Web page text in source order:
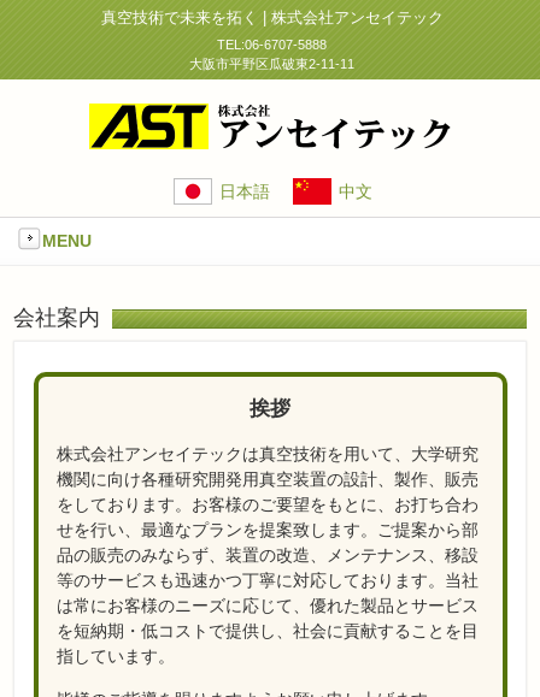
真空技術で未来を拓く | 株式会社アンセイテック
TEL:06-6707-5888
大阪市平野区瓜破東2-11-11
日本語 中文
MENU
会社案内
挨拶
株式会社アンセイテックは真空技術を用いて、大学研究
機関に向け各種研究開発用真空装置の設計、製作、販売
をしております。お客様のご要望をもとに、お打ち合わ
せを行い、最適なプランを提案致します。ご提案から部
品の販売のみならず、装置の改造、メンテナンス、移設
等のサービスも迅速かつ丁寧に対応しております。当社
は常にお客様のニーズに応じて、優れた製品とサービス
を短納期・低コストで提供し、社会に貢献することを目
指しています。